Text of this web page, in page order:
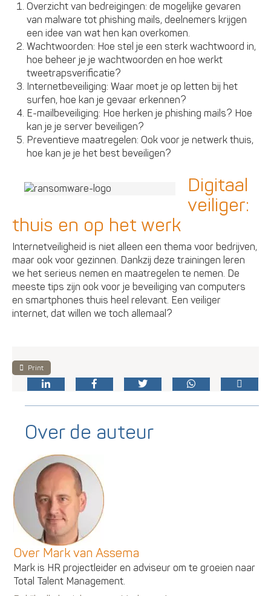
Overzicht van bedreigingen: de mogelijke gevaren
van malware tot phishing mails, deelnemers krijgen
een idee van wat hen kan overkomen.
Wachtwoorden: Hoe stel je een sterk wachtwoord in,
hoe beheer je je wachtwoorden en hoe werkt
tweetrapsverificatie?
Internetbeveiliging: Waar moet je op letten bij het
surfen, hoe kan je gevaar erkennen?
E-mailbeveiliging: Hoe herken je phishing mails? Hoe
kan je je server beveiligen?
Preventieve maatregelen: Ook voor je netwerk thuis,
hoe kan je je het best beveiligen?
Digitaal
veiliger:
thuis en op het werk
Internetveiligheid is niet alleen een thema voor bedrijven,
maar ook voor gezinnen. Dankzij deze trainingen leren
we het serieus nemen en maatregelen te nemen. De
meeste tips zijn ook voor je beveiliging van computers
en smartphones thuis heel relevant. Een veiliger
internet, dat willen we toch allemaal?
Print
Over de auteur
Over Mark van Assema
Mark is HR projectleider en adviseur om te groeien naar
Total Talent Management.